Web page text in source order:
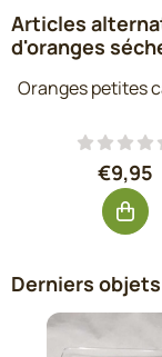
Articles
d'oranges
Oranges petites
€9,95
Derniers